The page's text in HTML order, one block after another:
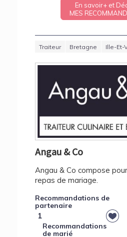
En savoir+ et
MES
Traiteur Bretagne Ille-Et-
Angau & Co
Angau & Co compose
repas de mariage.
Recommandations de
partenaire
1
Recommandations
de marié